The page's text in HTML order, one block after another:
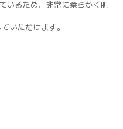
いるため、非常に柔らかく肌
いただけます。